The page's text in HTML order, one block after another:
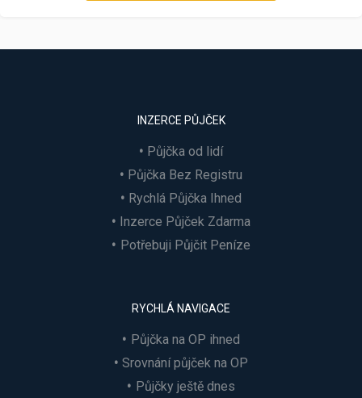
INZERCE PŮJČEK
Půjčka od lidí
Půjčka Bez Registru
Rychlá Půjčka Ihned
Inzerce Půjček Zdarma
Potřebuji Půjčit Peníze
RYCHLÁ NAVIGACE
Půjčka na OP ihned
Srovnání půjček na OP
Půjčky ještě dnes